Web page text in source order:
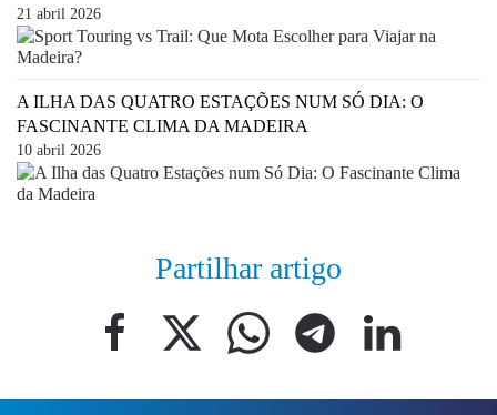
21 abril 2026
A ILHA DAS QUATRO ESTAÇÕES NUM SÓ DIA: O
FASCINANTE CLIMA DA MADEIRA
10 abril 2026
Partilhar artigo